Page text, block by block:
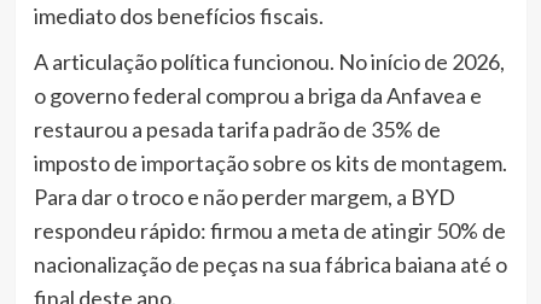
imediato dos benefícios fiscais.
A articulação política funcionou. No início de 2026,
o governo federal comprou a briga da Anfavea e
restaurou a pesada tarifa padrão de 35% de
imposto de importação sobre os kits de montagem.
Para dar o troco e não perder margem, a BYD
respondeu rápido: firmou a meta de atingir 50% de
nacionalização de peças na sua fábrica baiana até o
final deste ano.